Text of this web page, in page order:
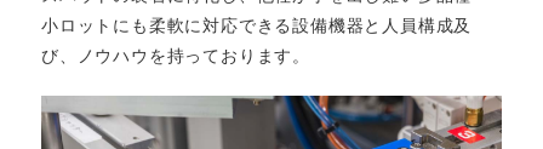
小ロットにも柔軟に対応できる設備機器と人員構成及
び、ノウハウを持っております。